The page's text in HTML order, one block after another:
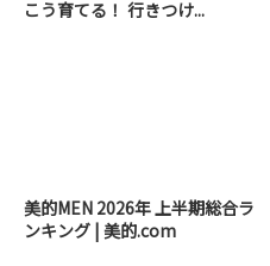
こう育てる！ 行きつけ...
美的MEN 2026年 上半期総合ラ
ンキング | 美的.com